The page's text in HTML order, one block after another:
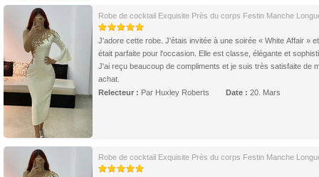
Robe de cocktail Exquisite Près du corps Festin Manche
J'adore cette robe. J'étais invitée à une soirée « White Affair »
était parfaite pour l'occasion. Elle est classe, élégante et
J'ai reçu beaucoup de compliments et je suis très satisfaite de
achat.
Relecteur : Par Huxley Roberts Date : 20. Mars
Robe de cocktail Exquisite Près du corps Festin Manche